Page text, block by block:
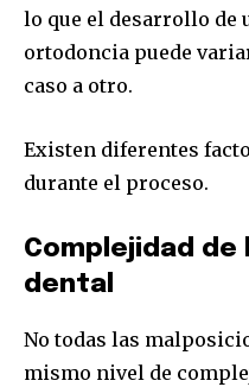
lo que el desarrollo de
ortodoncia puede
caso a otro.
Existen diferentes
durante el proceso.
Complejidad de
dental
No todas las
mismo nivel de